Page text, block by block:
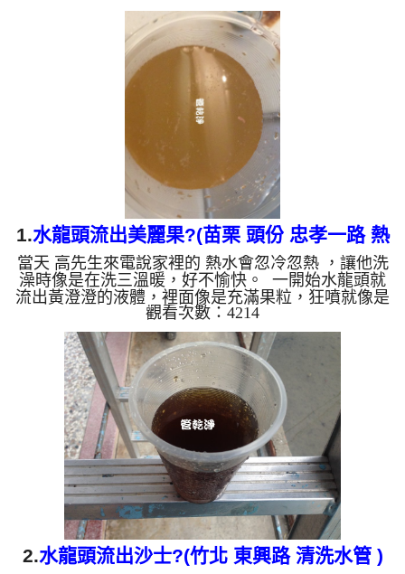
1.水龍頭流出美麗果?(苗栗 頭份 忠孝一路 熱
水忽冷忽熱 )
當天 高先生來電說家裡的 熱水會忽冷忽熱 ，讓他洗
澡時像是在洗三溫暖，好不愉快。 一開始水龍頭就
流出黃澄澄的液體，裡面像是充滿果粒，狂噴就像是
一杯杯美麗果果汁一樣在杯子裡，還浮了一層油。
水管裡的髒東西不斷流出來，水的顏色慢慢變成透
明，髒東西也越來越少，最後變成乾淨的清水。 清
洗水管 是利用 高週波脈衝式水管清洗機 ，將檸檬酸
打入水管，讓水管管壁的鐵鏽及生物膜軟化，透過空
氣與水混合，產生阻力，這時高周波就會把生物膜、
淤泥等等雜質沖出來。 有時候把水塔洗一洗發現水
龍頭出水變小了...
觀看次數：4214
2.水龍頭流出沙士?(竹北 東興路 清洗水管 )